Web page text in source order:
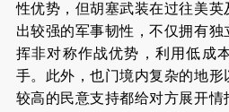
性优势，但胡塞武装在过往美
出较强的军事韧性，不仅拥有
挥非对称作战优势，利用低成
手。此外，也门境内复杂的地
较高的民意支持都给对方展开情